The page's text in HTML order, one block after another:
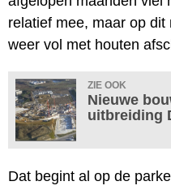
relatief mee, maar op
weer vol met houten
ZIE OOK
Nieuwe
uitbreiding
Dat begint al op de